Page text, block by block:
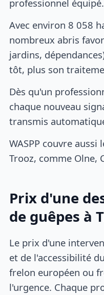
professionnel équipé.
Avec environ 8 058
nombreux abris
jardins,
tôt, plus son
Dès qu'un
chaque nouveau
transmis
WASPP couvre
Trooz, comme Olne,
Prix d'une
de guêpes à
Le prix d'une
et de l'accessibilité
frelon européen ou
l'urgence. Chaque